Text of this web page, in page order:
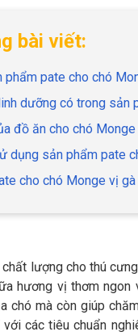
bài viết:
phẩm pate cho chó
dưỡng có trong sản
đồ ăn cho chó
dụng sản phẩm pate
cho chó Monge vị
lượng cho thú
hương vị thơm
chó mà còn giúp
các tiêu chuẩn